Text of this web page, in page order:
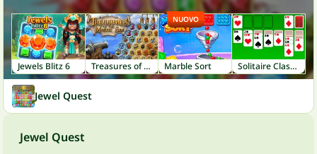
Jewels Blitz 6 Treasures of the Mystic Sea Marble Sort
NUOVO
Solitaire Classic
Jewel Quest
Jewel Quest